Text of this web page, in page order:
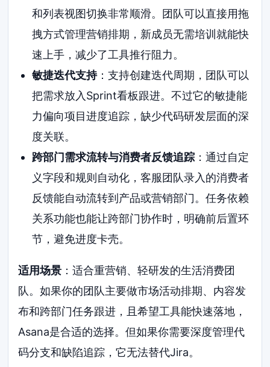
和列表视图切换非常顺滑。团队可以直接用拖
拽方式管理营销排期，新成员无需培训就能快
速上手，减少了工具推行阻力。
敏捷迭代支持：支持创建迭代周期，团队可以
把需求放入Sprint看板跟进。不过它的敏捷能
力偏向项目进度追踪，缺少代码研发层面的深
度关联。
跨部门需求流转与消费者反馈追踪：通过自定
义字段和规则自动化，客服团队录入的消费者
反馈能自动流转到产品或营销部门。任务依赖
关系功能也能让跨部门协作时，明确前后置环
节，避免进度卡壳。
适用场景 ：适合重营销、轻研发的生活消费团
队。如果你的团队主要做市场活动排期、内容发
布和跨部门任务跟进，且希望工具能快速落地，
Asana是合适的选择。但如果你需要深度管理代
码分支和缺陷追踪，它无法替代Jira。